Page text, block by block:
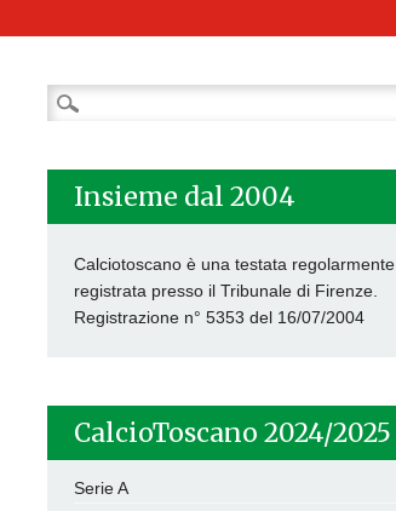
Ricerca
per:
Insieme dal 2004
Calciotoscano è una testata regolarmente
registrata presso il Tribunale di Firenze.
Registrazione n° 5353 del 16/07/2004
CalcioToscano 2024/2025
Serie A